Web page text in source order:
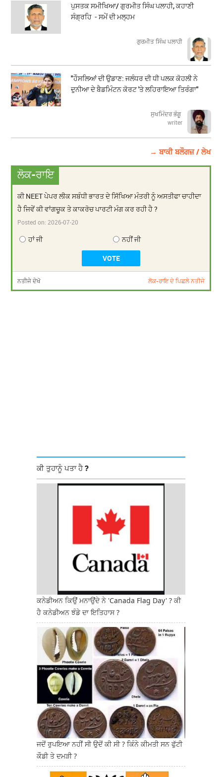
ਪੁਸਤਕ ਸਮੀਖਿਆ/ ਗੁਰਮੀਤ ਸਿੰਘ ਪਲਾਹੀ, ਕਹਾਣੀ
ਸੰਗ੍ਰਹਿ - ਸਮੇਂ ਦੀ ਮਲ੍ਹਮ
ਗੁਰਮੀਤ ਸਿੰਘ ਪਲਾਹੀ
"ਹੌਸਲਿਆਂ ਦੀ ਉਡਾਣ: ਜਲੰਧਰ ਦੀ ਧੀ ਪਲਕ ਕੋਹਲੀ ਨੇ
ਦੁਨੀਆ ਦੇ ਬੈਡਮਿੰਟਨ ਕੋਰਟ 'ਤੇ ਲਹਿਰਾਇਆ ਤਿਰੰਗਾ"
ਸੁਖਮਿੰਦਰ ਭੰਗੂ
writer
→ ਬਾਕੀ ਬਲੌਗਜ਼ / ਲੇਖ
ਲੋਕ-ਰਾਇ
ਕੀ NEET ਪੇਪਰ ਲੀਕ ਸਬੰਧੀ ਭਾਰਤ ਦੇ ਸਿੱਖਿਆ ਮੰਤਰੀ ਨੂੰ ਅਸਤੀਫਾ ਚਾਹੀਦਾ
ਹੈ ਜਿਵੇਂ ਕੀ ਵਾਂਗਚੂਕ ਤੇ ਕਾਕਰੋਚ ਪਾਰਟੀ ਮੰਗ ਕਰ ਰਹੀ ਹੈ ?
Posted on:2026-07-20
ਹਾਂ ਜੀ ਨਹੀਂ ਜੀ
ਨਤੀਜੇ ਦੇਖੋ ਲੋਕ-ਰਾਇ ਦੇ ਪਿਛਲੇ ਨਤੀਜੇ
ਕੀ ਤੁਹਾਨੂੰ ਪਤਾ ਹੈ ?
ਕਨੇਡੀਅਨ ਕਿਉਂ ਮਨਾਉਂਦੇ ਨੇ 'Canada Flag Day' ? ਕੀ
ਹੈ ਕਨੇਡੀਅਨ ਝੰਡੇ ਦਾ ਇਤਿਹਾਸ ?
ਜਦੋਂ ਰੁਪਇਆ ਨਹੀਂ ਸੀ ਉਦੋਂ ਕੀ ਸੀ ? ਕਿੰਨੇ ਕੀਮਤੀ ਸਨ ਫੁੱਟੀ
ਕੌਡੀ ਤੇ ਦਮੜੀ ?